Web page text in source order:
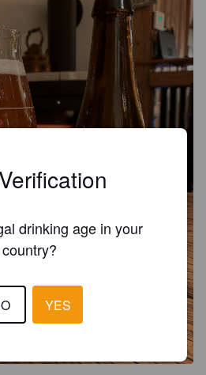
drinking age in your
country?
YES